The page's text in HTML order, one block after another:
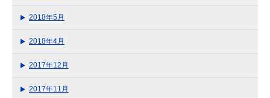
2018年5月
2018年4月
2017年12月
2017年11月